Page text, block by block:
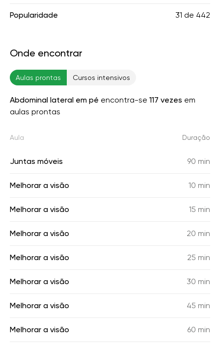
Popularidade 31 de 442
Onde encontrar
Aulas prontas Cursos intensivos
Abdominal lateral em pé encontra-se 117 vezes em
aulas prontas
Aula Duração
Juntas móveis 90 min
Melhorar a visão 10 min
Melhorar a visão 15 min
Melhorar a visão 20 min
Melhorar a visão 25 min
Melhorar a visão 30 min
Melhorar a visão 45 min
Melhorar a visão 60 min